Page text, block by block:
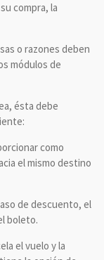
compra, la
o razones deben
módulos de
ésta debe
como
el mismo destino
de descuento, el
boleto.
el vuelo y la